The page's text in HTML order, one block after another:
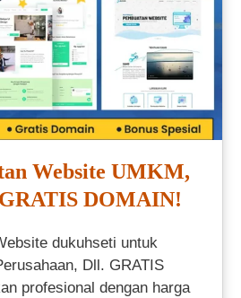
Website UMKM,
DOMAIN!
dukuhseti untuk
Dll. GRATIS
profesional dengan harga